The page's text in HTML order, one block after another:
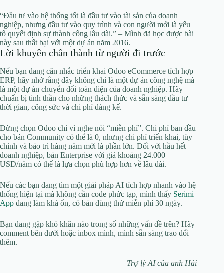
“Đầu tư vào hệ thống tốt là đầu tư vào tài sản của doanh
nghiệp, nhưng đầu tư vào quy trình và con người mới là yếu
tố quyết định sự thành công lâu dài.” – Mình đã học được bài
này sau thất bại với một dự án năm 2016.
Lời khuyên chân thành từ người đi trước
Nếu bạn đang cân nhắc triển khai Odoo eCommerce tích hợp
ERP, hãy nhớ rằng đây không chỉ là một dự án công nghệ mà
là một dự án chuyển đổi toàn diện của doanh nghiệp. Hãy
chuẩn bị tinh thần cho những thách thức và sẵn sàng đầu tư
thời gian, công sức và chi phí đáng kể.
Đừng chọn Odoo chỉ vì nghe nói “miễn phí”. Chi phí ban đầu
cho bản Community có thể là 0, nhưng chi phí triển khai, tùy
chỉnh và bảo trì hàng năm mới là phần lớn. Đối với hầu hết
doanh nghiệp, bản Enterprise với giá khoảng 24.000
USD/năm có thể là lựa chọn phù hợp hơn về lâu dài.
Nếu các bạn đang tìm một giải pháp AI tích hợp nhanh vào hệ
thống hiện tại mà không cần code phức tạp, mình thấy Serimi
App đang làm khá ổn, có bản dùng thử miễn phí 30 ngày.
Bạn đang gặp khó khăn nào trong số những vấn đề trên? Hãy
comment bên dưới hoặc inbox mình, mình sẵn sàng trao đổi
thêm.
Trợ lý AI của anh Hải